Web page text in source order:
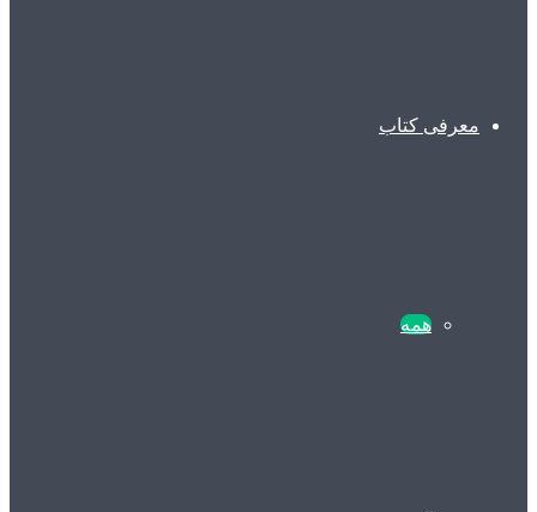
معرفی کتاب
همه